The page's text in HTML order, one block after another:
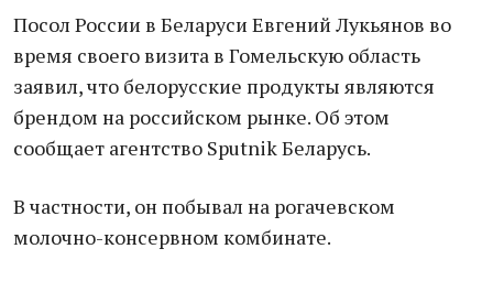
Посол России в Беларуси Евгений Лукьянов во
время своего визита в Гомельскую область
заявил, что белорусские продукты являются
брендом на российском рынке. Об этом
сообщает агентство Sputnik Беларусь.
В частности, он побывал на рогачевском
молочно-консервном комбинате.